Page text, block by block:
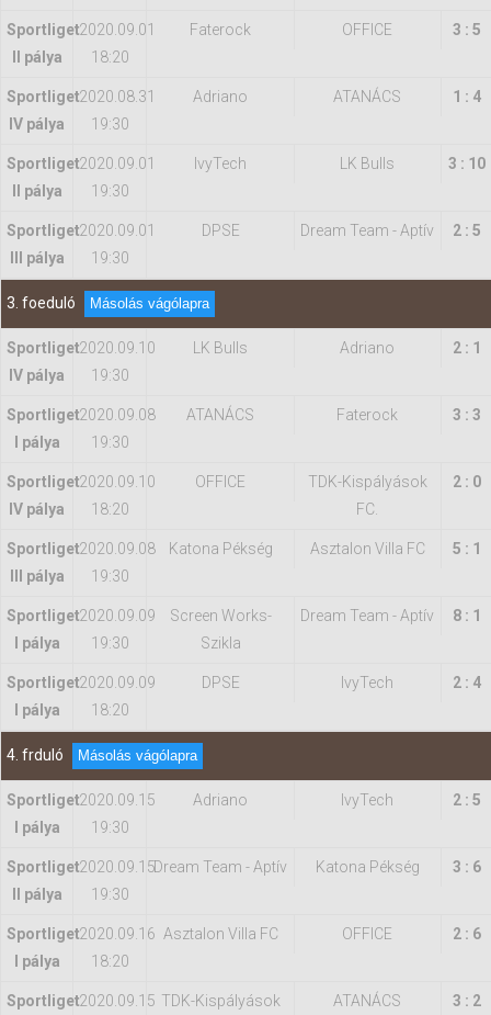
Sportliget
II pálya
2020.09.01
18:20
Faterock OFFICE 3 : 5
Sportliget
IV pálya
2020.08.31
19:30
Adriano ATANÁCS 1 : 4
Sportliget
II pálya
2020.09.01
19:30
IvyTech LK Bulls 3 : 10
Sportliget
III pálya
2020.09.01
19:30
DPSE Dream Team - Aptív 2 : 5
3. foeduló Másolás vágólapra
Sportliget
IV pálya
2020.09.10
19:30
LK Bulls Adriano 2 : 1
Sportliget
I pálya
2020.09.08
19:30
ATANÁCS Faterock 3 : 3
Sportliget
IV pálya
2020.09.10
18:20
OFFICE
TDK-Kispályások
FC.
2 : 0
Sportliget
III pálya
2020.09.08
19:30
Katona Pékség Asztalon Villa FC 5 : 1
Sportliget
I pálya
2020.09.09
19:30
Screen Works-
Szikla
Dream Team - Aptív 8 : 1
Sportliget
I pálya
2020.09.09
18:20
DPSE IvyTech 2 : 4
4. frduló Másolás vágólapra
Sportliget
I pálya
2020.09.15
19:30
Adriano IvyTech 2 : 5
Sportliget
II pálya
2020.09.15
19:30
Dream Team - Aptív Katona Pékség 3 : 6
Sportliget
I pálya
2020.09.16
18:20
Asztalon Villa FC OFFICE 2 : 6
Sportliget2020.09.15 TDK-Kispályások
ATANÁCS 3 : 2